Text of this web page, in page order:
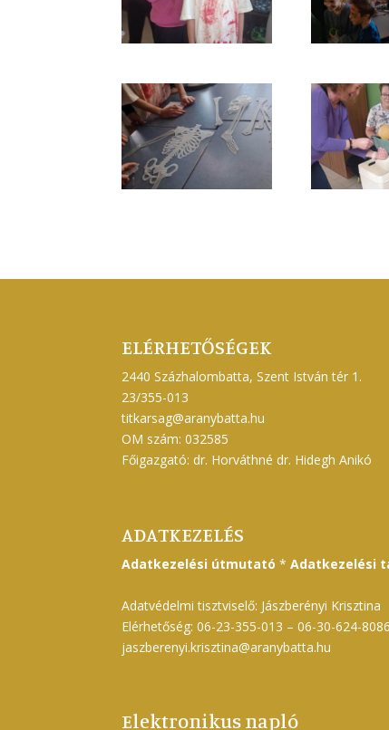
ELÉRHETŐSÉGEK
2440 Százhalombatta, Szent István tér 1.
23/355-013
titkarsag@aranybatta.hu
OM szám: 032585
Főigazgató: dr. Horváthné dr. Hidegh Anikó
ADATKEZELÉS
Adatkezelési útmutató *Adatkezelési
Adatvédelmi tisztviselő: Jászberényi Krisztina
Elérhetőség: 06-23-355-013 – 06-30-624-8086
jaszberenyi.krisztina@aranybatta.hu
Elektronikus napló